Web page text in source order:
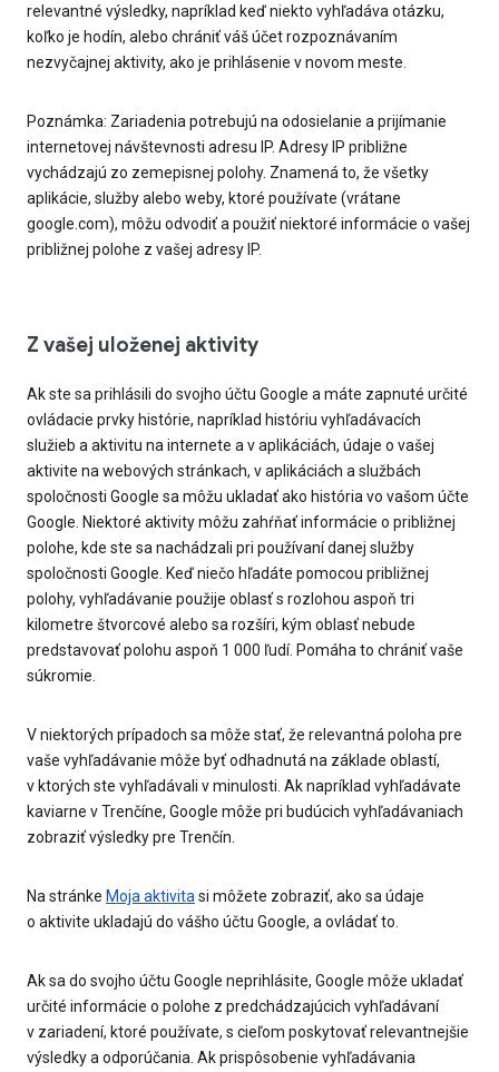
relevantné výsledky, napríklad keď niekto vyhľadáva otázku,
koľko je hodín, alebo chrániť váš účet rozpoznávaním
nezvyčajnej aktivity, ako je prihlásenie v novom meste.
Poznámka: Zariadenia potrebujú na odosielanie a prijímanie
internetovej návštevnosti adresu IP. Adresy IP približne
vychádzajú zo zemepisnej polohy. Znamená to, že všetky
aplikácie, služby alebo weby, ktoré používate (vrátane
google.com), môžu odvodiť a použiť niektoré informácie o vašej
približnej polohe z vašej adresy IP.
Z vašej uloženej aktivity
Ak ste sa prihlásili do svojho účtu Google a máte zapnuté určité
ovládacie prvky histórie, napríklad históriu vyhľadávacích
služieb a aktivitu na internete a v aplikáciách, údaje o vašej
aktivite na webových stránkach, v aplikáciách a službách
spoločnosti Google sa môžu ukladať ako história vo vašom účte
Google. Niektoré aktivity môžu zahŕňať informácie o približnej
polohe, kde ste sa nachádzali pri používaní danej služby
spoločnosti Google. Keď niečo hľadáte pomocou približnej
polohy, vyhľadávanie použije oblasť s rozlohou aspoň tri
kilometre štvorcové alebo sa rozšíri, kým oblasť nebude
predstavovať polohu aspoň 1 000 ľudí. Pomáha to chrániť vaše
súkromie.
V niektorých prípadoch sa môže stať, že relevantná poloha pre
vaše vyhľadávanie môže byť odhadnutá na základe oblastí,
v ktorých ste vyhľadávali v minulosti. Ak napríklad vyhľadávate
kaviarne v Trenčíne, Google môže pri budúcich vyhľadávaniach
zobraziť výsledky pre Trenčín.
Na stránke Moja aktivita si môžete zobraziť, ako sa údaje
o aktivite ukladajú do vášho účtu Google, a ovládať to.
Ak sa do svojho účtu Google neprihlásite, Google môže ukladať
určité informácie o polohe z predchádzajúcich vyhľadávaní
v zariadení, ktoré používate, s cieľom poskytovať relevantnejšie
výsledky a odporúčania. Ak prispôsobenie vyhľadávania